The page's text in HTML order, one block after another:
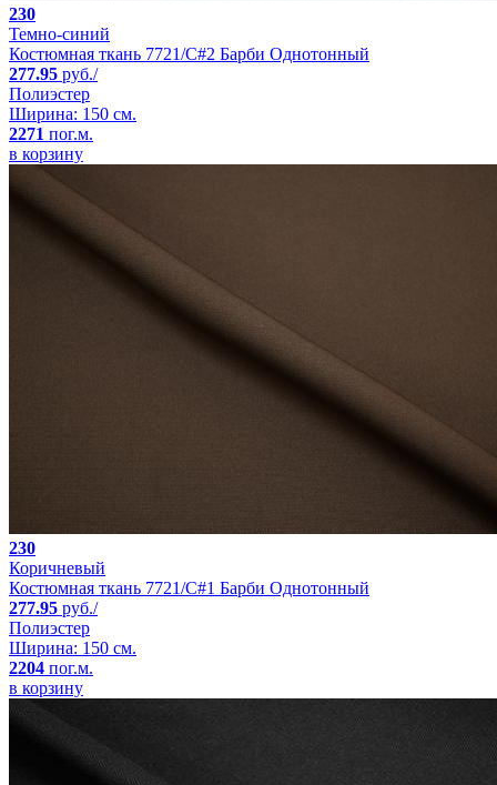
230
Темно-синий
Костюмная ткань 7721/C#2 Барби Однотонный
277.95 руб./
Полиэстер
Ширина: 150 см.
2271 пог.м.
в корзину
230
Коричневый
Костюмная ткань 7721/C#1 Барби Однотонный
277.95 руб./
Полиэстер
Ширина: 150 см.
2204 пог.м.
в корзину